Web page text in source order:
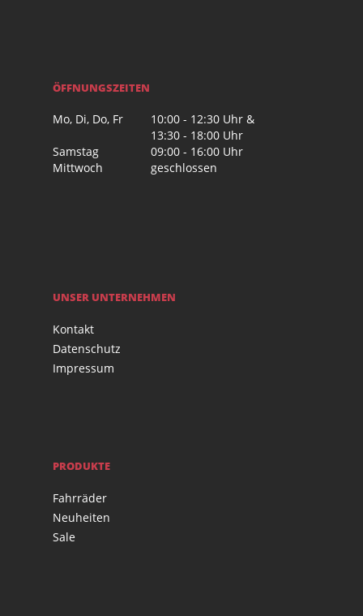
ÖFFNUNGSZEITEN
Mo, Di, Do, Fr
10:00 - 12:30 Uhr &
13:30 - 18:00 Uhr
Samstag
09:00 - 16:00 Uhr
Mittwoch
geschlossen
UNSER UNTERNEHMEN
Kontakt
Datenschutz
Impressum
PRODUKTE
Fahrräder
Neuheiten
Sale